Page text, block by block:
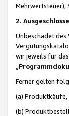
Mehrwertsteuer),
2.
Unbeschadet
wir jeweils für
Ferner gelten
(a) Produktkäufe,
(b)